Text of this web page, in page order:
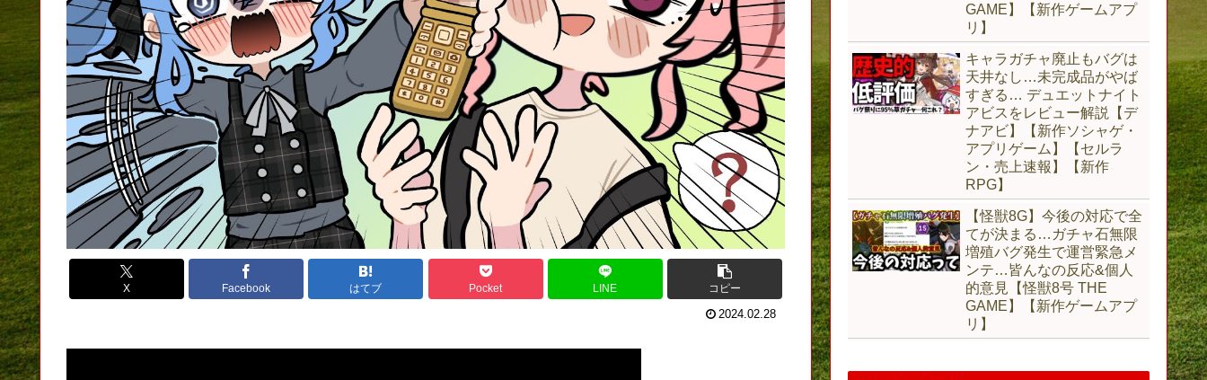
X Facebook はてブ Pocket LINE コピー
2024.02.28
GAME】【新作ゲームアプ
リ】
キャラガチャ廃止もバグは
天井なし…未完成品がやば
すぎる… デュエットナイト
アビスをレビュー解説【デ
ナアビ】【新作ソシャゲ・
アプリゲーム】【セルラ
ン・売上速報】【新作
RPG】
【怪獣8G】今後の対応で全
てが決まる…ガチャ石無限
増殖バグ発生で運営緊急メ
ンテ…皆んなの反応&個人
的意見【怪獣8号 THE
GAME】【新作ゲームアプ
リ】